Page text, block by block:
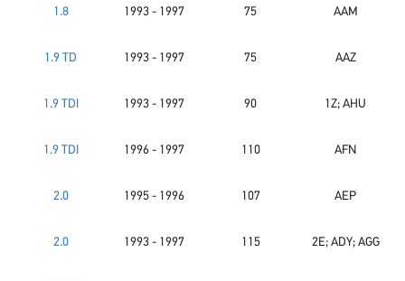
1.8 1993 - 1997 75 AAM
1.9 TD 1993 - 1997 75 AAZ
1.9 TDI 1993 - 1997 90 1Z; AHU
1.9 TDI 1996 - 1997 110 AFN
2.0 1995 - 1996 107 AEP
2.0 1993 - 1997 115 2E; ADY; AGG